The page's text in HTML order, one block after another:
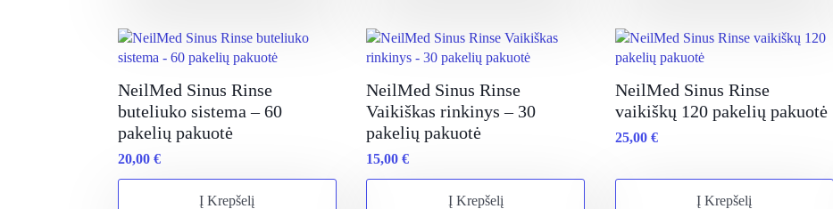
NeilMed Sinus Rinse
buteliuko sistema – 60
pakelių pakuotė
20,00 €
Į Krepšelį
NeilMed Sinus Rinse
Vaikiškas rinkinys – 30
pakelių pakuotė
15,00€
Į Krepšelį
NeilMed Sinus Rinse
vaikiškų 120 pakelių pakuotė
25,00 €
Į Krepšelį